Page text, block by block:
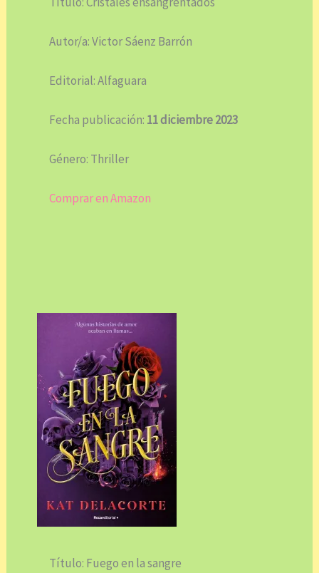
Autor/a: Victor Sáenz Barrón
Editorial: Alfaguara
Fecha publicación: 11 diciembre 2023
Género: Thriller
Comprar en Amazon
Título: Fuego en la sangre